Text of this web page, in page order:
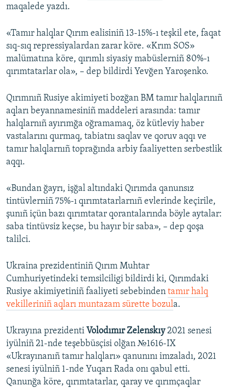
maqalede yazdı.
«Tamır halqlar Qırım ealisiniñ 13-15%-ı teşkil ete, faqat
sıq-sıq repressiyalardan zarar köre. «Krım SOS»
malümatına köre, qırımlı siyasiy mabüslerniñ 80%-ı
qırımtatarlar ola», – dep bildirdi Yevğen Yaroşenko.
Qırımnıñ Rusiye akimiyeti bozğan BM tamır halqlarınıñ
aqları beyannamesiniñ maddeleri arasında: tamır
halqlarnıñ ayırımğa oğramamaq, öz kütleviy haber
vastalarını qurmaq, tabiatnı saqlav ve qoruv aqqı ve
tamır halqlarnıñ toprağında arbiy faaliyetten serbestlik
aqqı.
«Bundan ğayrı, işğal altındaki Qırımda qanunsız
tintüvlerniñ 75%-ı qırımtatarlarnıñ evlerinde keçirile,
şunıñ içün bazı qırımtatar qorantalarında böyle aytalar:
saba tintüvsiz keçse, bu hayır bir saba», – dep qoşa
talilci.
Ukraina prezidentiniñ Qırım Muhtar
Cumhuriyetindeki temsilciligi bildirdi ki, Qırımdaki
Rusiye akimiyetiniñ faaliyeti sebebinden tamır halq
vekilleriniñ aqları muntazam sürette bozula.
Ukrayına prezidenti Volodımır Zelenskıy2021 senesi
iyülniñ 21-nde teşebbüsçisi olğan №1616-IX
«Ukrayınanıñ tamır halqları» qanunını imzaladı, 2021
senesi iyülniñ 1-nde Yuqarı Rada onı qabul etti.
Qanunğa köre, qırımtatarlar, qaray ve qırımçaqlar